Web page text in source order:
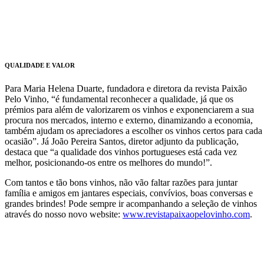
QUALIDADE E VALOR
Para Maria Helena Duarte, fundadora e diretora da revista Paixão
Pelo Vinho, “é fundamental reconhecer a qualidade, já que os
prémios para além de valorizarem os vinhos e exponenciarem a sua
procura nos mercados, interno e externo, dinamizando a economia,
também ajudam os apreciadores a escolher os vinhos certos para cada
ocasião”. Já João Pereira Santos, diretor adjunto da publicação,
destaca que “a qualidade dos vinhos portugueses está cada vez
melhor, posicionando-os entre os melhores do mundo!”.
Com tantos e tão bons vinhos, não vão faltar razões para juntar
família e amigos em jantares especiais, convívios, boas conversas e
grandes brindes! Pode sempre ir acompanhando a seleção de vinhos
através do nosso novo website: www.revistapaixaopelovinho.com.